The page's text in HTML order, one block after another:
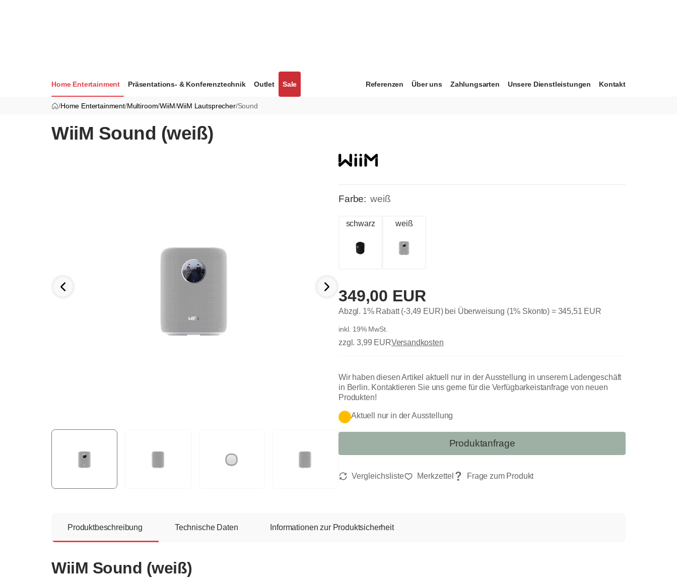
Home Entertainment Präsentations- & Konferenztechnik Outlet Sale Referenzen Über uns Zahlungsarten Unsere Dienstleistungen Kontakt
/Home Entertainment/Multiroom/WiiM/WiiM Lautsprecher/Sound
WiiM Sound (weiß)
Farbe: weiß
schwarz weiß
349,00 EUR
Abzgl. 1% Rabatt (-3,49 EUR) bei Überweisung (1% Skonto) = 345,51 EUR
inkl. 19% MwSt.
zzgl. 3,99 EURVersandkosten
Aktuell nur in der Ausstellung
Wir haben diesen Artikel aktuell nur in der Ausstellung in unserem Ladengeschäft
in Berlin. Kontaktieren Sie uns gerne für die Verfügbarkeistanfrage von neuen
Produkten!
Produktanfrage
Produktbeschreibung Technische Daten Informationen zur Produktsicherheit
WiiM Sound (weiß)